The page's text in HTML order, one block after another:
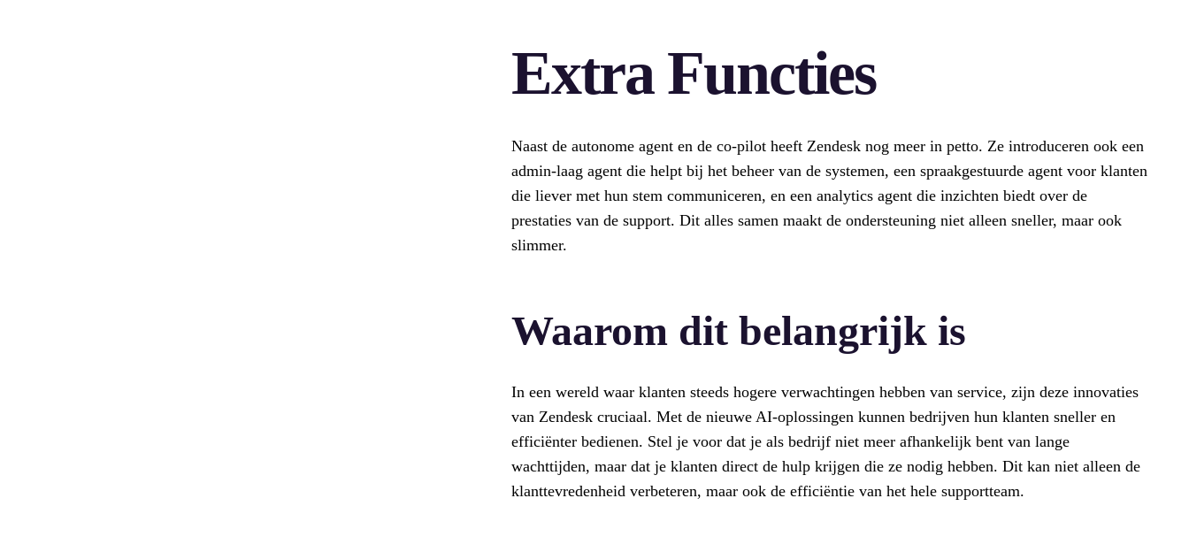
Extra Functies
Naast de autonome agent en de co-pilot heeft Zendesk nog meer in petto. Ze introduceren ook een
admin-laag agent die helpt bij het beheer van de systemen, een spraakgestuurde agent voor klanten
die liever met hun stem communiceren, en een analytics agent die inzichten biedt over de
prestaties van de support. Dit alles samen maakt de ondersteuning niet alleen sneller, maar ook
slimmer.
Waarom dit belangrijk is
In een wereld waar klanten steeds hogere verwachtingen hebben van service, zijn deze innovaties
van Zendesk cruciaal. Met de nieuwe AI-oplossingen kunnen bedrijven hun klanten sneller en
efficiënter bedienen. Stel je voor dat je als bedrijf niet meer afhankelijk bent van lange
wachttijden, maar dat je klanten direct de hulp krijgen die ze nodig hebben. Dit kan niet alleen de
klanttevredenheid verbeteren, maar ook de efficiëntie van het hele supportteam.